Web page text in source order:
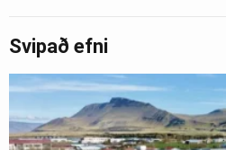
Svipað efni